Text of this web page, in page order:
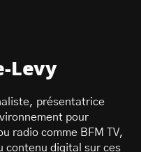
Levy
présentatrice
pour
radio comme BFM TV,
contenu digital sur ces